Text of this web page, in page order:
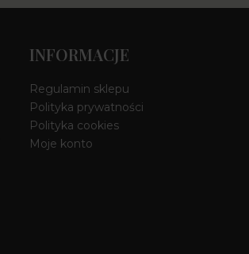
INFORMACJE
Regulamin sklepu
Polityka prywatności
Polityka cookies
Moje konto